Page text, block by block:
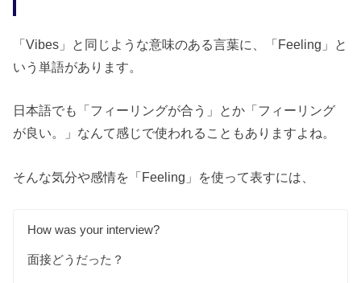
「Vibes」と同じような意味のある言葉に、「Feeling」と
いう単語があります。
日本語でも「フィーリングが合う」とか「フィーリング
が良い。」なんて感じで使われることもありますよね。
そんな気分や感情を「Feeling」を使って表すには、
How was your interview?
面接どうだった？